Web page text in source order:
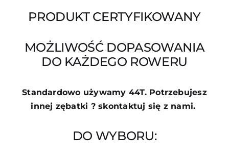
PRODUKT CERTYFIKOWANY
MOŻLIWOŚĆ DOPASOWANIA
DO KAŻDEGO ROWERU
Standardowo używamy 44T. Potrzebujesz
innej zębatki ? skontaktuj się z nami.
DO WYBORU: